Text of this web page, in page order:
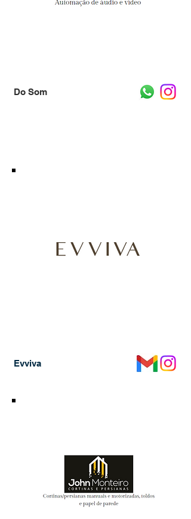
Do Som
Evviva